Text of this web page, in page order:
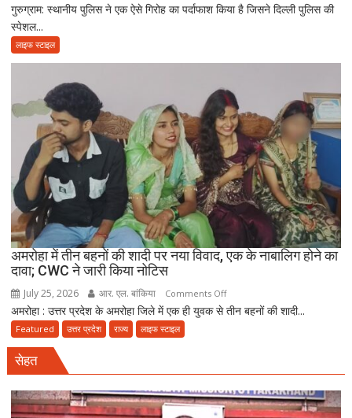
गुरुग्राम
रेड,
₹25
लाख
रंगदारी
गैंग
गिरफ्तार
गुरुग्राम: स्थानीय पुलिस ने एक ऐसे गिरोह का पर्दाफाश किया है जिसने दिल्ली पुलिस की
स्पेशल...
लाइफ स्टाइल
अमरोहा में तीन बहनों की शादी पर नया विवाद, एक के नाबालिग होने का
दावा; CWC ने जारी किया नोटिस
July 25, 2026 आर. एल. बांकिया Comments Offon
अमरोहा
की
शादी
पर
अमरोहा : उत्तर प्रदेश के अमरोहा जिले में एक ही युवक से तीन बहनों की शादी...
Featured उत्तर प्रदेश राज्य लाइफ स्टाइल
सेहत